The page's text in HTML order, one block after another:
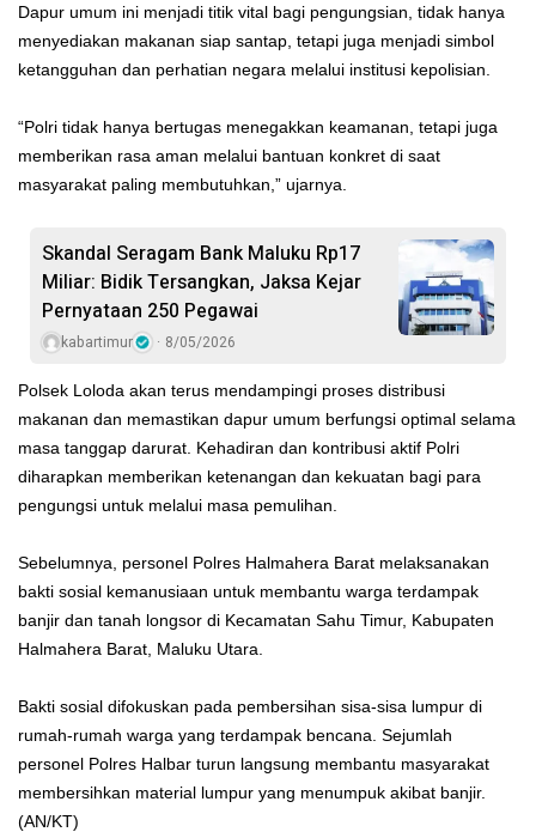
Dapur umum ini menjadi titik vital bagi pengungsian, tidak hanya
menyediakan makanan siap santap, tetapi juga menjadi simbol
ketangguhan dan perhatian negara melalui institusi kepolisian.
“Polri tidak hanya bertugas menegakkan keamanan, tetapi juga
memberikan rasa aman melalui bantuan konkret di saat
masyarakat paling membutuhkan,” ujarnya.
Skandal Seragam Bank Maluku Rp17
Miliar: Bidik Tersangkan, Jaksa Kejar
Pernyataan 250 Pegawai
kabartimur 8/05/2026
Polsek Loloda akan terus mendampingi proses distribusi
makanan dan memastikan dapur umum berfungsi optimal selama
masa tanggap darurat. Kehadiran dan kontribusi aktif Polri
diharapkan memberikan ketenangan dan kekuatan bagi para
pengungsi untuk melalui masa pemulihan.
Sebelumnya, personel Polres Halmahera Barat melaksanakan
bakti sosial kemanusiaan untuk membantu warga terdampak
banjir dan tanah longsor di Kecamatan Sahu Timur, Kabupaten
Halmahera Barat, Maluku Utara.
Bakti sosial difokuskan pada pembersihan sisa-sisa lumpur di
rumah-rumah warga yang terdampak bencana. Sejumlah
personel Polres Halbar turun langsung membantu masyarakat
membersihkan material lumpur yang menumpuk akibat banjir.
(AN/KT)